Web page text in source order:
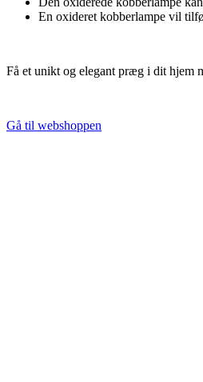
En oxideret kobberlampe vil
Få et unikt og elegant præg i dit hjem
Gå til webshoppen